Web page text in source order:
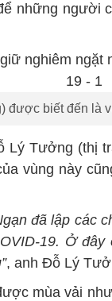
những người
được biết đến là
Lý Tưởng (thị
vùng này
đã lập các
19. Ở
, anh Đỗ Lý
mùa vải